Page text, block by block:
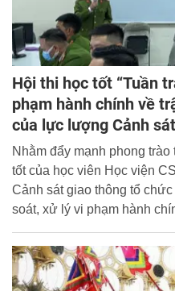
Hội thi học tốt “Tuần
phạm hành chính về
của lực lượng Cảnh
Nhằm đẩy mạnh phong
tốt của học viên Học viện
Cảnh sát giao thông tổ
soát, xử lý vi phạm hành
thông của lực lượng Cảnh
học viên các lớp chuyên
giao thông.